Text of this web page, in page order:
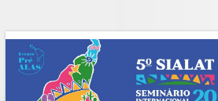
Skip
content
V
SIALAT